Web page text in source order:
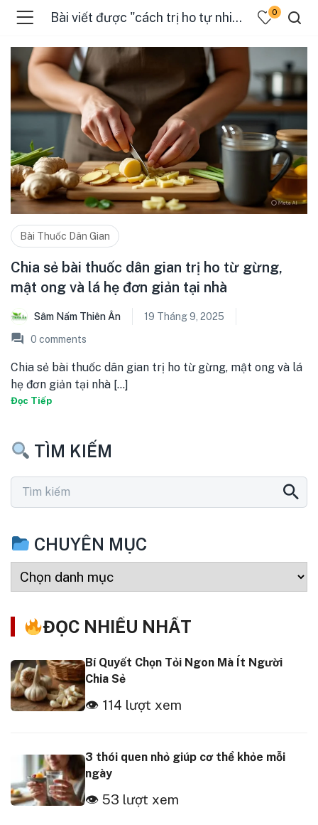
Bài viết được "cách trị ho tự nhiên" 0
Bài Thuốc Dân Gian
Chia sẻ bài thuốc dân gian trị ho từ gừng,
mật ong và lá hẹ đơn giản tại nhà
Sâm Nấm Thiên Ân
19 Tháng 9, 2025
0 comments
Chia sẻ bài thuốc dân gian trị ho từ gừng, mật ong và lá
hẹ đơn giản tại nhà [...]
Đọc Tiếp
TÌM KIẾM
CHUYÊN MỤC
ĐỌC NHIỀU NHẤT
Bí Quyết Chọn Tỏi Ngon Mà Ít Người
Chia Sẻ
👁 114 lượt xem
3 thói quen nhỏ giúp cơ thể khỏe mỗi
ngày
👁 53 lượt xem